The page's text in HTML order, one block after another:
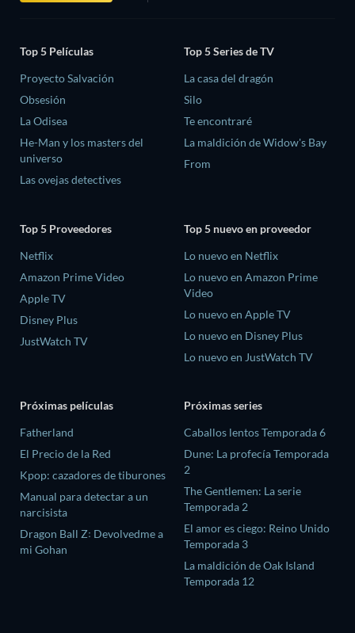
Top 5 Películas
Proyecto Salvación
Obsesión
La Odisea
He-Man y los masters del
universo
Las ovejas detectives
Top 5 Series de TV
La casa del dragón
Silo
Te encontraré
La maldición de Widow's Bay
From
Top 5 Proveedores
Netflix
Amazon Prime Video
Apple TV
Disney Plus
JustWatch TV
Top 5 nuevo en proveedor
Lo nuevo en Netflix
Lo nuevo en Amazon Prime
Video
Lo nuevo en Apple TV
Lo nuevo en Disney Plus
Lo nuevo en JustWatch TV
Próximas películas
Fatherland
El Precio de la Red
Kpop: cazadores de tiburones
Manual para detectar a un
narcisista
Dragon Ball Z꞉ Devolvedme a
mi Gohan
Próximas series
Caballos lentos Temporada 6
Dune: La profecía Temporada
2
The Gentlemen: La serie
Temporada 2
El amor es ciego: Reino Unido
Temporada 3
La maldición de Oak Island
Temporada 12